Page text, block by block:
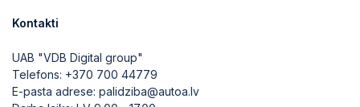
2026-05-15 20:09:21
Kontakti
UAB "VDB Digital group"
Telefons: +370 700 44779
E-pasta adrese: palidziba@autoa.lv